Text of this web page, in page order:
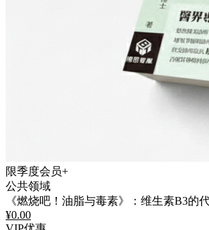
限季度会员+
公共领域
《燃烧吧！油脂与毒素》：维生素B3的
¥0.00